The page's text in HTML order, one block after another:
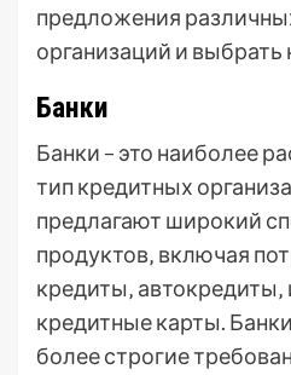
предложения
организаций и
Банки
Банки – это наиболее
тип кредитных
предлагают широкий
продуктов‚ включая
кредиты‚ автокредиты‚
кредитные карты.
более строгие